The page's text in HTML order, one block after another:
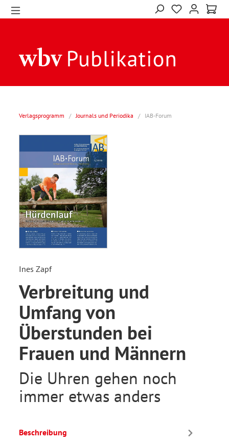
Verlagsprogramm / Journals und Periodika / IAB-Forum
Ines Zapf
Verbreitung und
Umfang von
Überstunden bei
Frauen und Männern
Die Uhren gehen noch
immer etwas anders
Beschreibung